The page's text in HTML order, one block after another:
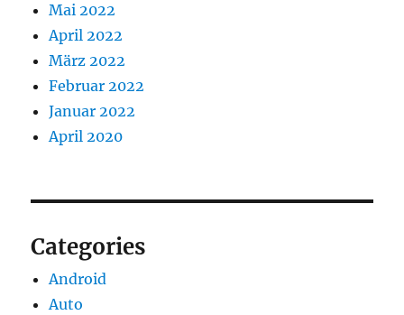
Mai 2022
April 2022
März 2022
Februar 2022
Januar 2022
April 2020
Categories
Android
Auto